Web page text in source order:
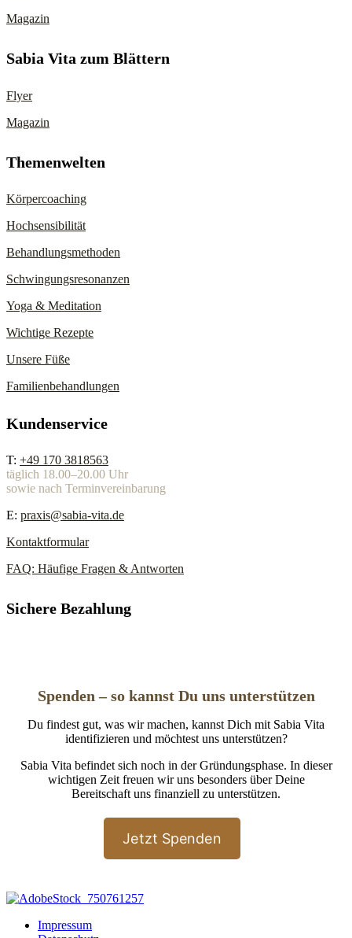
Magazin
Sabia Vita zum Blättern
Flyer
Magazin
Themenwelten
Körpercoaching
Hochsensibilität
Behandlungsmethoden
Schwingungsresonanzen
Yoga & Meditation
Wichtige Rezepte
Unsere Füße
Familienbehandlungen
Kundenservice
T: +49 170 3818563
täglich 18.00–20.00 Uhr
sowie nach Terminvereinbarung
E: praxis@sabia-vita.de
Kontaktformular
FAQ: Häufige Fragen & Antworten
Sichere Bezahlung
Spenden – so kannst Du uns unterstützen
Du findest gut, was wir machen, kannst Dich mit Sabia Vita
identifizieren und möchtest uns unterstützen?
Sabia Vita befindet sich noch in der Gründungsphase. In dieser
wichtigen Zeit freuen wir uns besonders über Deine
Bereitschaft uns finanziell zu unterstützen.
Jetzt Spenden
Impressum